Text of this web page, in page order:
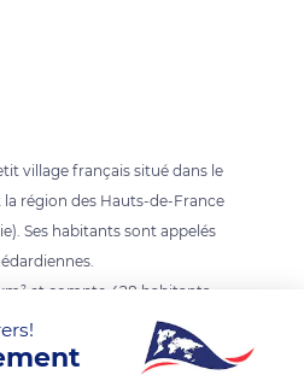
village français situé dans le
région des Hauts-de-France
Ses habitants sont appelés
et compte 428 habitants
de la population.